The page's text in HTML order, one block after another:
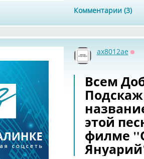
Комментарии (3)
ax8012ae
Всем
этой
филме